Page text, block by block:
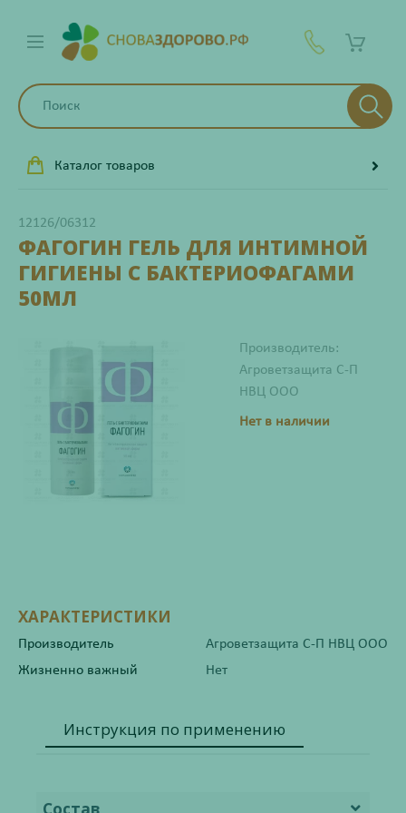
Каталог товаров
12126/06312
ФАГОГИН ГЕЛЬ ДЛЯ ИНТИМНОЙ
ГИГИЕНЫ С БАКТЕРИОФАГАМИ
50МЛ
Производитель:
Агроветзащита С-П
НВЦ ООО
Нет в наличии
ХАРАКТЕРИСТИКИ
Производитель
Агроветзащита С-П НВЦ ООО
Жизненно важный
Нет
Инструкция по применению
Состав